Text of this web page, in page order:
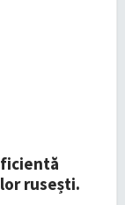
rusești.